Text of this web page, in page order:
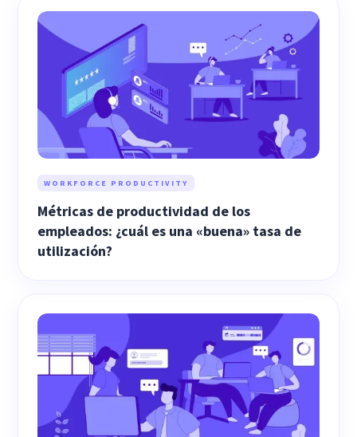
WORKFORCE PRODUCTIVITY
Métricas de productividad de los
empleados: ¿cuál es una «buena» tasa de
utilización?